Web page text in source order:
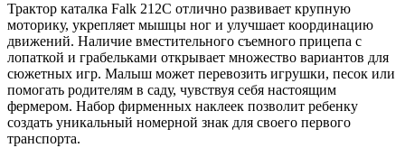
Трактор каталка Falk 212C отлично развивает крупную
моторику, укрепляет мышцы ног и улучшает координацию
движений. Наличие вместительного съемного прицепа с
лопаткой и грабельками открывает множество вариантов для
сюжетных игр. Малыш может перевозить игрушки, песок или
помогать родителям в саду, чувствуя себя настоящим
фермером. Набор фирменных наклеек позволит ребенку
создать уникальный номерной знак для своего первого
транспорта.